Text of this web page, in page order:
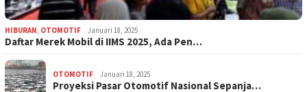
HIBURAN, OTOMOTIF Januari 18, 2025
Daftar Merek Mobil di IIMS 2025, Ada Pen…
OTOMOTIF Januari 18, 2025
Proyeksi Pasar Otomotif Nasional Sepanja…